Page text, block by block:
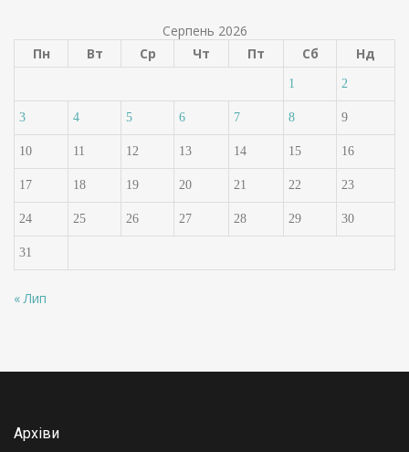
Серпень 2026
Пн
Вт Ср Чт Пт Сб Нд
1 2
3 4 5 6 7 8 9
10 11 12 13 14 15 16
17 18 19 20 21 22 23
24 25 26 27 28 29 30
31
« Лип
Архіви